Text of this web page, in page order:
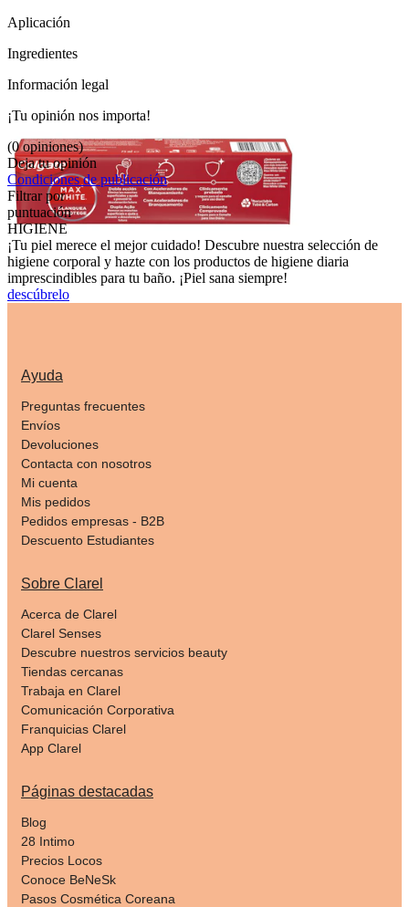
Aplicación
Ingredientes
Información legal
¡Tu opinión nos importa!
(0 opiniones)
Deja tu opinión
Condiciones de publicación
Filtrar por
puntuación
HIGIENE
¡Tu piel merece el mejor cuidado! Descubre nuestra selección de
higiene corporal y hazte con los productos de higiene diaria
imprescindibles para tu baño. ¡Piel sana siempre!
descúbrelo
Ayuda
Preguntas frecuentes
Envíos
Devoluciones
Contacta con nosotros
Mi cuenta
Mis pedidos
Pedidos empresas - B2B
Descuento Estudiantes
Sobre Clarel
Acerca de Clarel
Clarel Senses
Descubre nuestros servicios beauty
Tiendas cercanas
Trabaja en Clarel
Comunicación Corporativa
Franquicias Clarel
App Clarel
Páginas destacadas
Blog
28 Intimo
Precios Locos
Conoce BeNeSk
Pasos Cosmética Coreana